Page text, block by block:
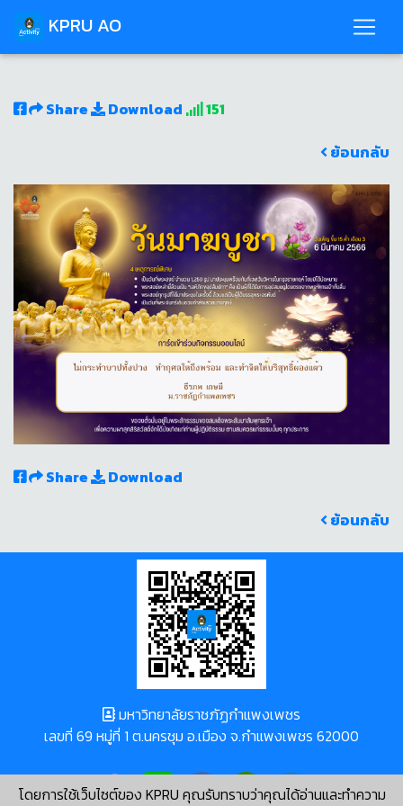
KPRU AO
Share Download
151
ย้อนกลับ
Share
Download
ย้อนกลับ
โดยการใช้เว็บไซต์ของ KPRU คุณรับทราบว่าคุณได้อ่านและทำความ
มหาวิทยาลัยราชภัฏกำแพงเพชร
เลขที่ 69 หมู่ที่ 1 ต.นครชุม อ.เมือง จ.กำแพงเพชร 62000